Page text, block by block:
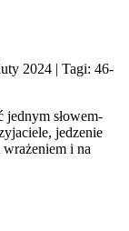
2024 | Tagi: 46-
jednym słowem-
jedzenie
i na